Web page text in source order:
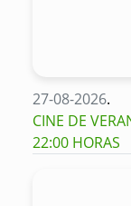
27-08-2026.
CINE DE
22:00 HORAS